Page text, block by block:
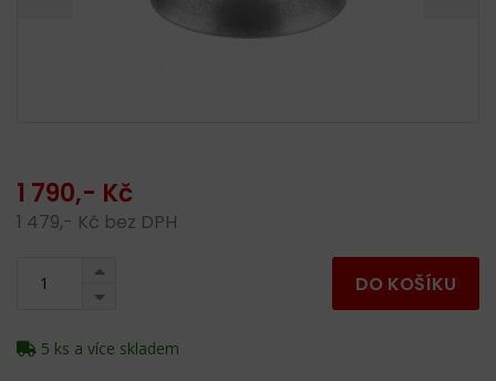
1 790,- Kč
1 479,- Kč bez DPH
DO KOŠÍKU
5 ks a více skladem